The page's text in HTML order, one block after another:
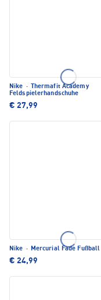
Nike ·
Thermafit Academy
Feldspielerhandschuhe
€ 27,99
Nike · Mercurial Fade Fußball
€ 24,99